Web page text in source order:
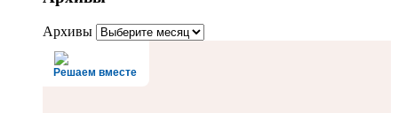
Архивы
Решаем вместе